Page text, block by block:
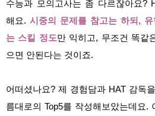
수능과 모의고사는 좀 다르잖아요?
해요. 시중의 문제를 참고는 하되,
는 스킬 정도만 익히고, 무조건 똑같
으면 안된다는 것이죠.
어떠셨나요? 제 경험담과 HAT 감독
름대로의 Top5를 작성해보았는데요.